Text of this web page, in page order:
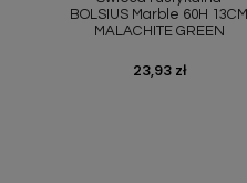
BOLSIUS Marble 60H 13CM
MALACHITE GREEN
Cena
23,93 zł